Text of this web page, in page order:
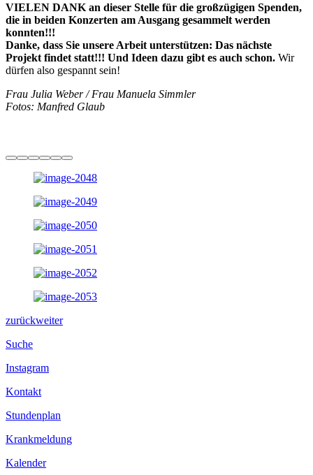
VIELEN DANK an dieser Stelle für die großzügigen Spenden,
die in beiden Konzerten am Ausgang gesammelt werden
konnten!!!
Danke, dass Sie unsere Arbeit unterstützen: Das nächste
Projekt findet statt!!! Und Ideen dazu gibt es auch schon. Wir
dürfen also gespannt sein!
Frau Julia Weber / Frau Manuela Simmler
Fotos: Manfred Glaub
zurückweiter
Suche
Instagram
Kontakt
Stundenplan
Krankmeldung
Kalender